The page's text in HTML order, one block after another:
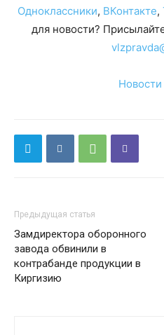
Одноклассники, ВКонтакте,
для новости?
Предыдущая статья
Замдиректора оборонного
завода обвинили в
контрабанде продукции в
Киргизию